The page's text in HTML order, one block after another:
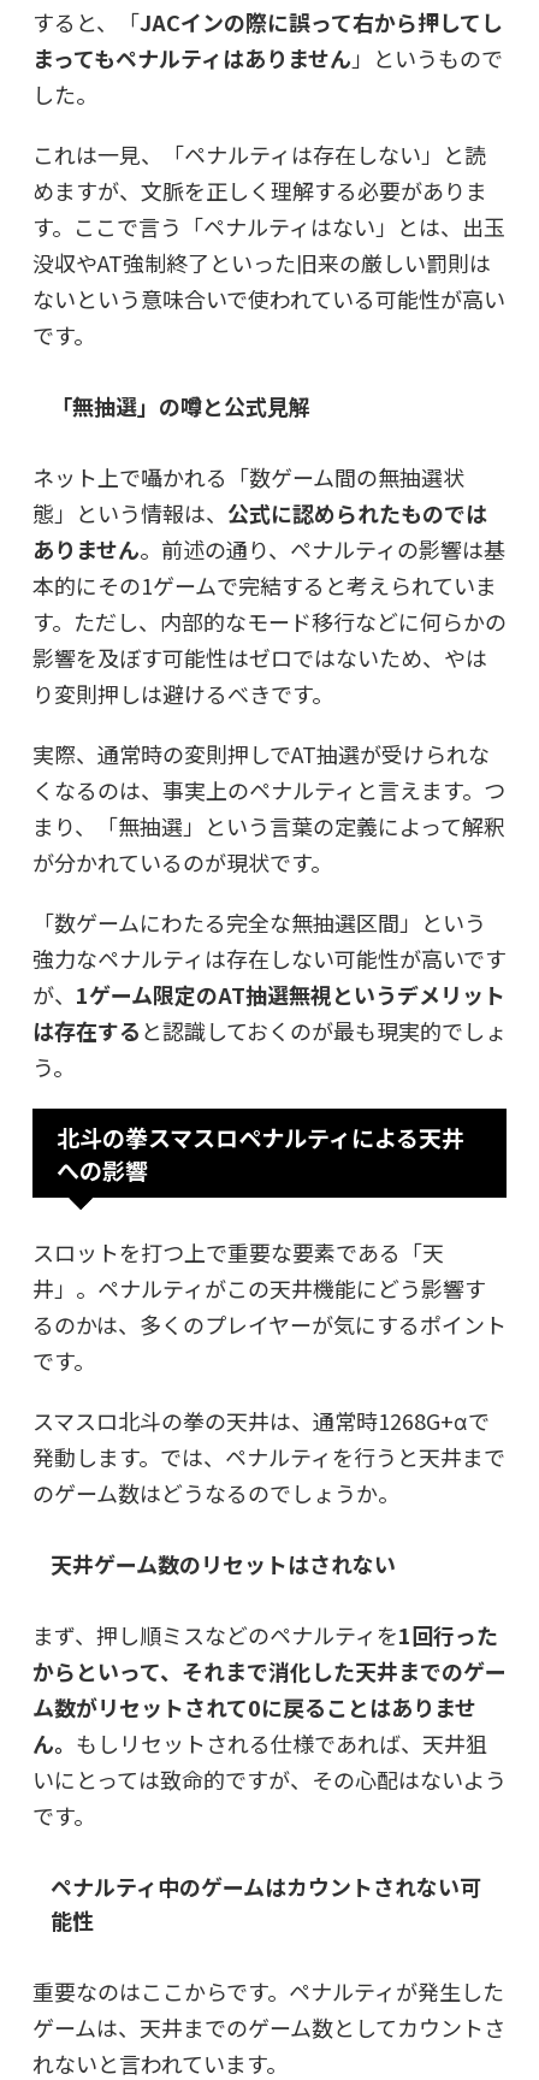
すると、「JACインの際に誤って右から押してし
まってもペナルティはありません 」というもので
した。
これは一見、「ペナルティは存在しない」と読
めますが、文脈を正しく理解する必要がありま
す。ここで言う「ペナルティはない」とは、 出玉
没収やAT強制終了といった旧来の厳しい罰則は
ないという意味合いで使われている可能性が高い
です。
「無抽選」の噂と公式見解
ネット上で囁かれる「数ゲーム間の無抽選状
態」という情報は、 公式に認められたものでは
ありません。前述の通り、ペナルティの影響は基
本的にその1ゲームで完結すると考えられていま
す。ただし、内部的なモード移行などに何らかの
影響を及ぼす可能性はゼロではないため、やは
り変則押しは避けるべきです。
実際、通常時の変則押しでAT抽選が受けられな
くなるのは、事実上のペナルティと言えます。つ
まり、「無抽選」という言葉の定義によって解釈
が分かれているのが現状です。
「数ゲームにわたる完全な無抽選区間」という
強力なペナルティは存在しない可能性が高いです
が、 1ゲーム限定のAT抽選無視というデメリット
は存在すると認識しておくのが最も現実的でしょ
う。
北斗の拳スマスロペナルティによる天井
への影響
スロットを打つ上で重要な要素である「天
井」。ペナルティがこの天井機能にどう影響す
るのかは、多くのプレイヤーが気にするポイント
です。
スマスロ北斗の拳の天井は、通常時1268G+αで
発動します。では、ペナルティを行うと天井まで
のゲーム数はどうなるのでしょうか。
天井ゲーム数のリセットはされない
まず、押し順ミスなどのペナルティを1回行った
からといって、それまで消化した天井までのゲー
ム数がリセットされて0に戻ることはありませ
ん。 もしリセットされる仕様であれば、天井狙
いにとっては致命的ですが、その心配はないよう
です。
ペナルティ中のゲームはカウントされない可
能性
重要なのはここからです。ペナルティが発生した
ゲームは、 天井までのゲーム数としてカウントさ
れないと言われています。